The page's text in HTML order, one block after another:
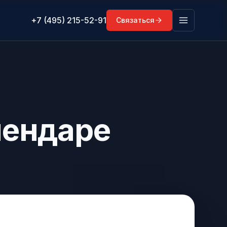
+7 (495) 215-52-91 Связаться